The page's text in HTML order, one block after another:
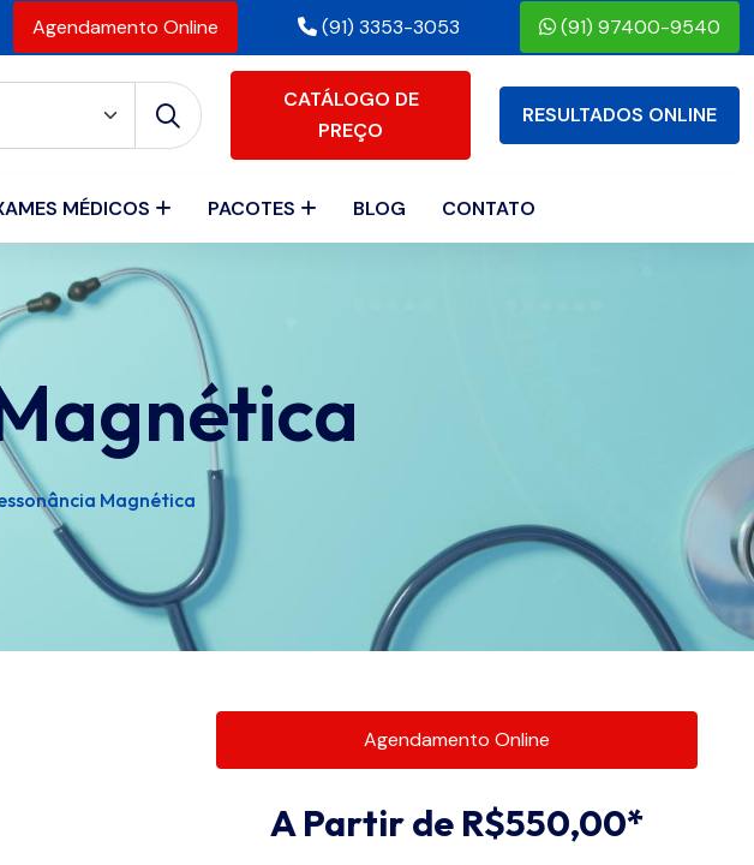
Agendamento Online (91) 3353-3053 (91) 97400-9540
CATÁLOGO DE
PREÇO
RESULTADOS ONLINE
MÉDICOS PACOTES BLOG CONTATO
Magnética
Agendamento Online
A Partir de R$550,00*